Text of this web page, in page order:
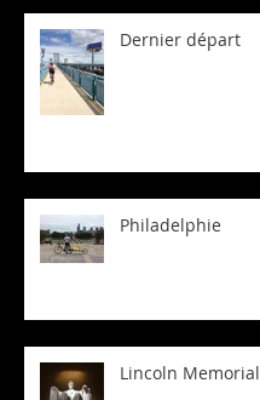
Dernier départ
Philadelphie
Lincoln Memorial